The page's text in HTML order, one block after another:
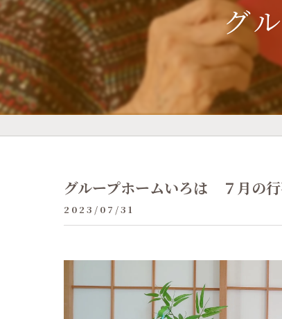
グ
グループホームいろは ７月の
2023/07/31